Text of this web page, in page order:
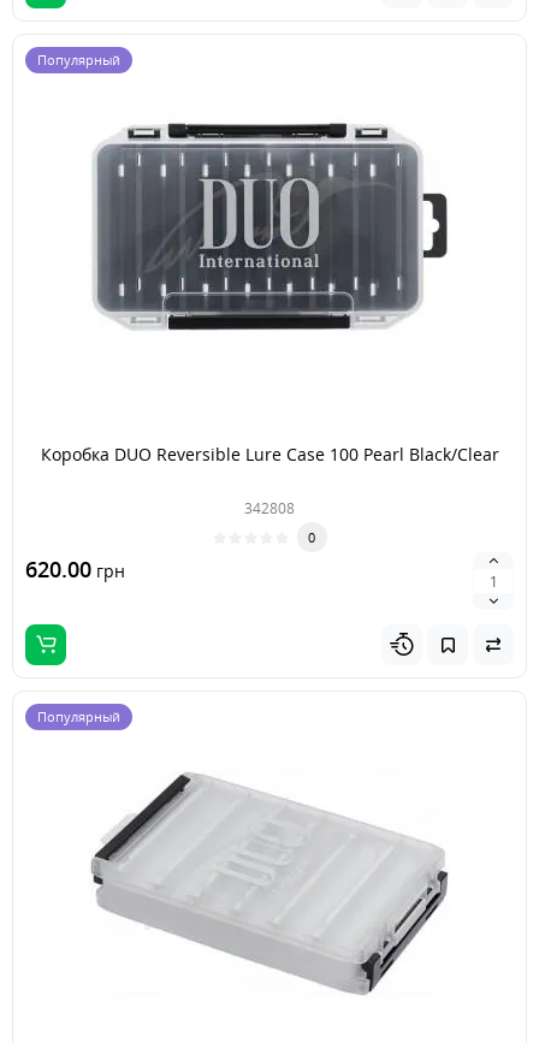
Популярный
Коробка DUO Reversible Lure Case 100 Pearl Black/Clear
342808
0
620.00 грн
Популярный